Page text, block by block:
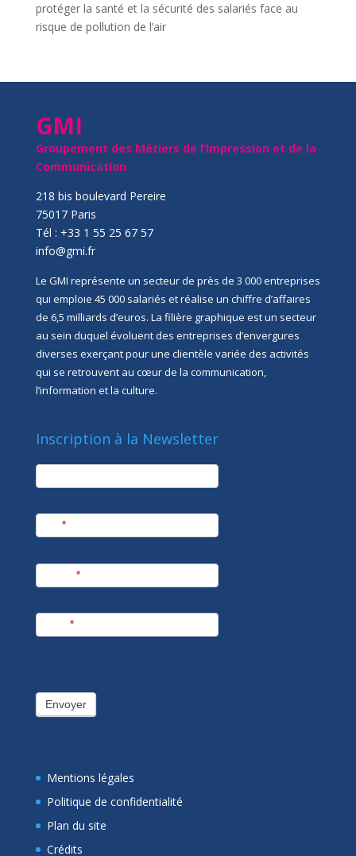
protéger la santé et la sécurité des salariés face au
risque de pollution de l’air
GMI
Groupement des Métiers de l’Impression et de la
Communication
218 bis boulevard Pereire
75017 Paris
Tél : +33 1 55 25 67 57
info@gmi.fr
Le GMI représente un secteur de près de 3 000 entreprises
qui emploie 45 000 salariés et réalise un chiffre d’affaires
de 6,5 milliards d’euros. La filière graphique est un secteur
au sein duquel évoluent des entreprises d’envergures
diverses exerçant pour une clientèle variée des activités
qui se retrouvent au cœur de la communication,
l’information et la culture.
Inscription à la Newsletter
newsletter
*
*
*
Envoyer
Mentions légales
Politique de confidentialité
Plan du site
Crédits